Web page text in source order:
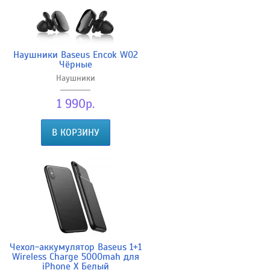
Наушники Baseus Encok W02
Чёрные
Наушники
1 990р.
В КОРЗИНУ
Чехол-аккумулятор Baseus 1+1
Wireless Charge 5000mah для
iPhone X Белый